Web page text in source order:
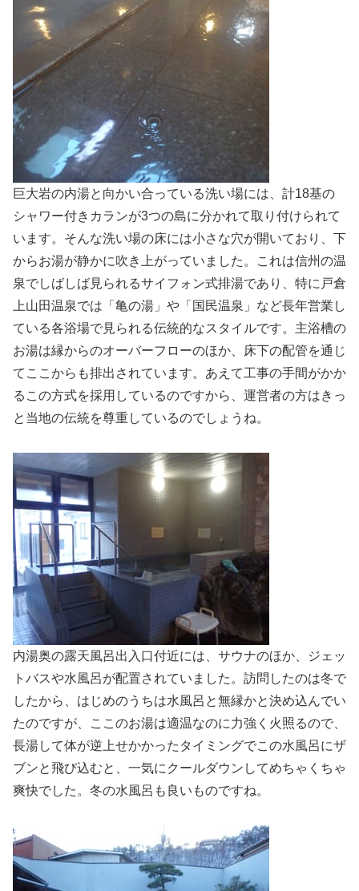
巨大岩の内湯と向かい合っている洗い場には、計18基の
シャワー付きカランが3つの島に分かれて取り付けられて
います。そんな洗い場の床には小さな穴が開いており、下
からお湯が静かに吹き上がっていました。これは信州の温
泉でしばしば見られるサイフォン式排湯であり、特に戸倉
上山田温泉では「亀の湯」や「国民温泉」など長年営業し
ている各浴場で見られる伝統的なスタイルです。主浴槽の
お湯は縁からのオーバーフローのほか、床下の配管を通じ
てここからも排出されています。あえて工事の手間がかか
るこの方式を採用しているのですから、運営者の方はきっ
と当地の伝統を尊重しているのでしょうね。
内湯奥の露天風呂出入口付近には、サウナのほか、ジェッ
トバスや水風呂が配置されていました。訪問したのは冬で
したから、はじめのうちは水風呂と無縁かと決め込んでい
たのですが、ここのお湯は適温なのに力強く火照るので、
長湯して体が逆上せかかったタイミングでこの水風呂にザ
ブンと飛び込むと、一気にクールダウンしてめちゃくちゃ
爽快でした。冬の水風呂も良いものですね。